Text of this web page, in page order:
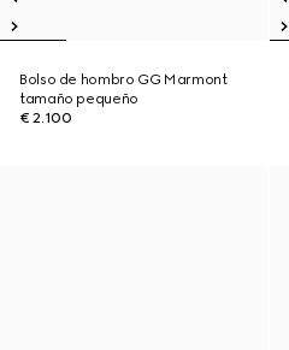
Bolso de hombro GG Marmont
tamaño pequeño
€ 2.100